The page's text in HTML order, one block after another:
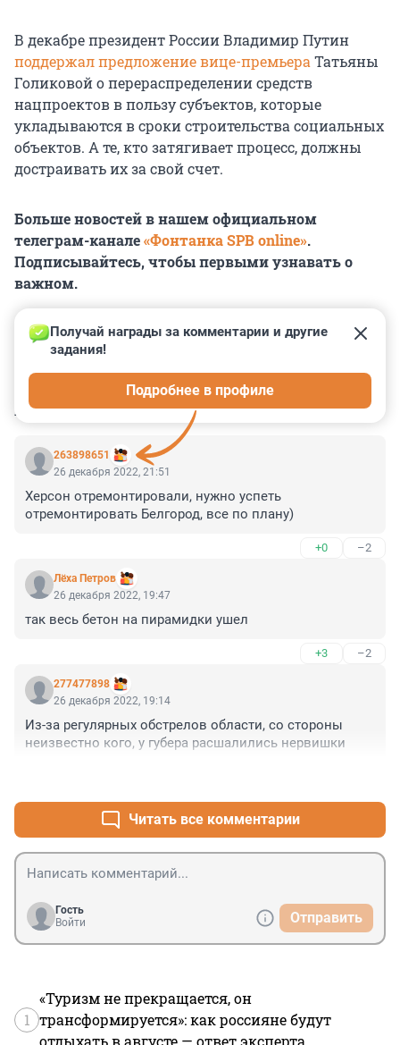
В декабре президент России Владимир Путин
поддержал предложение вице-премьера Татьяны
Голиковой о перераспределении средств
нацпроектов в пользу субъектов, которые
укладываются в сроки строительства социальных
объектов. А те, кто затягивает процесс, должны
достраивать их за свой счет.
Больше новостей в нашем официальном
телеграм-канале«Фонтанка SPB online».
Подписывайтесь, чтобы первыми узнавать о
важном.
КОММЕНТАРИИ 14
263898651
Получай награды за комментарии и другие
задания!
Подробнее в профиле
26 декабря 2022, 21:51
Херсон отремонтировали, нужно успеть
отремонтировать Белгород, все по плану)
+0 –2
Лёxа Петров
26 декабря 2022, 19:47
так весь бетон на пирамидки ушел
+3 –2
277477898
26 декабря 2022, 19:14
Из-за регулярных обстрелов области, со стороны
неизвестно кого, у губера расшалились нервишки
Читать все комментарии
Гость
Войти
Отправить
1
«Туризм не прекращается, он
трансформируется»: как россияне будут
отдыхать в августе — ответ эксперта